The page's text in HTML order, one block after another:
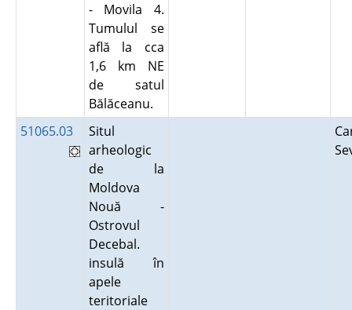
- Movila 4.
Tumulul se
află la cca
1,6 km NE
de satul
Bălăceanu.
51065.03
Situl
arheologic
de la
Moldova
Nouă -
Ostrovul
Decebal.
insulă în
apele
teritoriale